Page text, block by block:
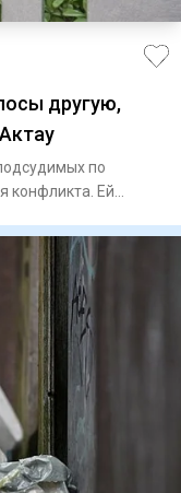
другую,
по
конфликта. Ей